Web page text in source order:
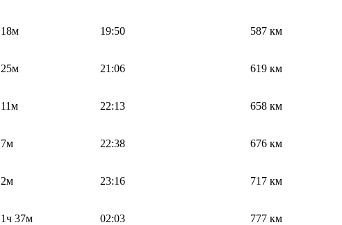
18м 19:50 587 км
25м 21:06 619 км
11м 22:13 658 км
7м 22:38 676 км
2м 23:16 717 км
1ч 37м 02:03 777 км